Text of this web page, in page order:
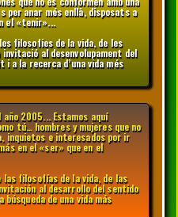
per anar més enllà, disposats a
el «tenir»...
filosofies de la vida, de les
invitació al desenvolupament del
a la recerca d’una vida més
2005... Estamos aquí
tú… hombres y mujeres que no
inquietos e interesados por ir
en el «ser» que en el
las filosofías de la vida, de las
al desarrollo del sentido
de una vida más